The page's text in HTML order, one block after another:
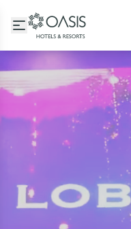
Oasis Hotels & Resorts